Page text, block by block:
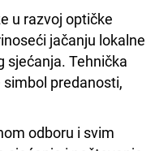
u razvoj optičke
jačanju lokalne
sjećanja. Tehnička
predanosti,
odboru i svim